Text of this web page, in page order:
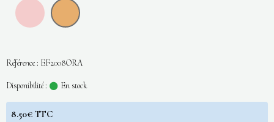
Référence : EF2008ORA
Disponibilité : En stock
8.50€ TTC